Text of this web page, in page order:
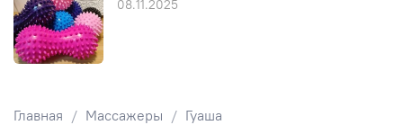
Главная Массажеры Гуаша
08.11.2025